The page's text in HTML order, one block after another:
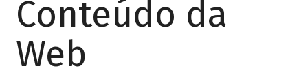
Conteúdo da
Web